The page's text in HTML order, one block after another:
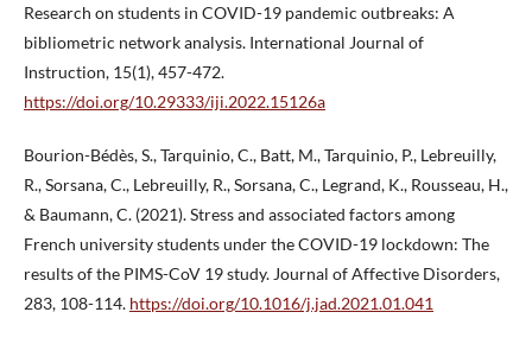
Research on students in COVID-19 pandemic outbreaks: A
bibliometric network analysis. International Journal of
Instruction, 15(1), 457-472.
https://doi.org/10.29333/iji.2022.15126a
Bourion-Bédès, S., Tarquinio, C., Batt, M., Tarquinio, P., Lebreuilly,
R., Sorsana, C., Lebreuilly, R., Sorsana, C., Legrand, K., Rousseau, H.,
& Baumann, C. (2021). Stress and associated factors among
French university students under the COVID-19 lockdown: The
results of the PIMS-CoV 19 study. Journal of Affective Disorders,
283, 108-114. https://doi.org/10.1016/j.jad.2021.01.041